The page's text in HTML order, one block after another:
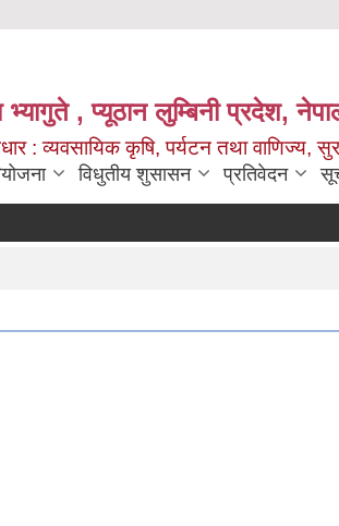
भ्यागुते , प्यूठान लुम्बिनी प्रदेश,
: व्यवसायिक कृषि, पर्यटन तथा वाणिज्य,
विधुतीय शुसासन प्रतिवेदन